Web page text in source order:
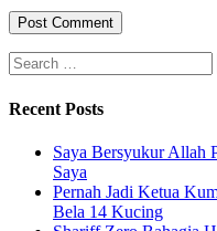
Search
for:
Recent Posts
Saya Bersyukur Allah
Saya
Pernah Jadi Ketua
Bela 14 Kucing